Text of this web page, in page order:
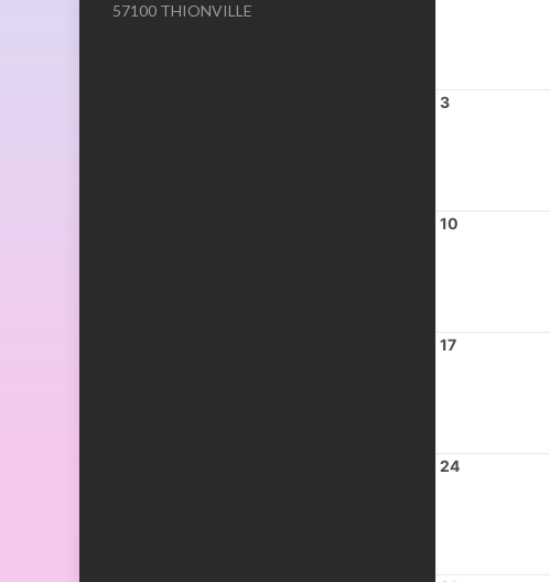
57100 THIONVILLE
3
10
17
24